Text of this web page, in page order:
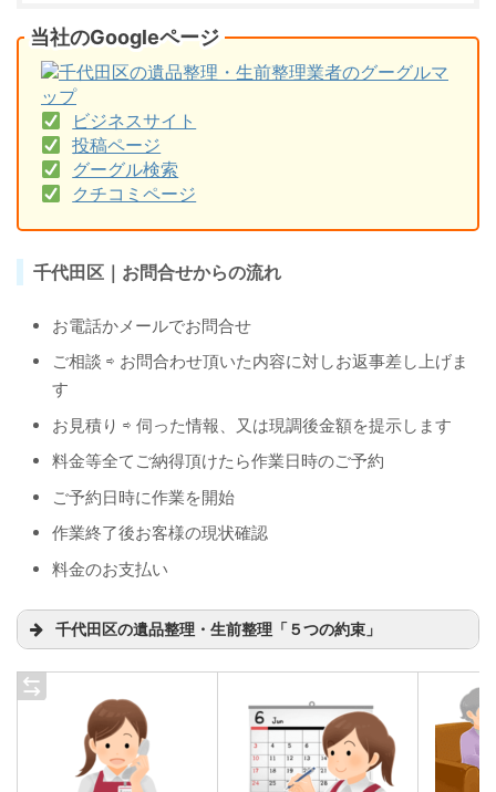
当社のGoogleページ
ビジネスサイト
投稿ページ
グーグル検索
クチコミページ
千代田区｜お問合せからの流れ
お電話かメールでお問合せ
ご相談 ⇨ お問合わせ頂いた内容に対しお返事差し上げま
す
お見積り ⇨ 伺った情報、又は現調後金額を提示します
料金等全てご納得頂けたら作業日時のご予約
ご予約日時に作業を開始
作業終了後お客様の現状確認
料金のお支払い
千代田区の遺品整理・生前整理「５つの約束」
て無料です
「秘密厳守
」知り得た個人情報は適時適切に処
分致します